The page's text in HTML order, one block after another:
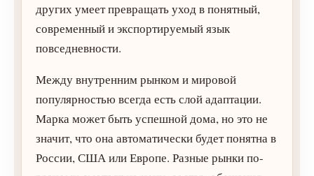
других умеет превращать уход в понятный,
современный и экспортируемый язык
повседневности.
Между внутренним рынком и мировой
популярностью всегда есть слой адаптации.
Марка может быть успешной дома, но это не
значит, что она автоматически будет понятна в
России, США или Европе. Разные рынки по-